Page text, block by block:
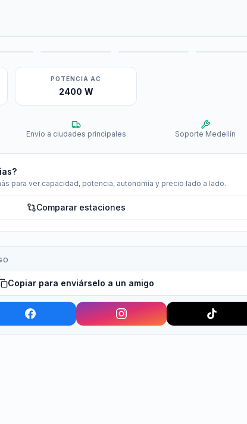
POTENCIA AC
2400 W
Envío a ciudades principales Soporte Medellín
para ver capacidad, potencia, autonomía y precio lado a lado.
Comparar estaciones
Copiar para enviárselo a un amigo